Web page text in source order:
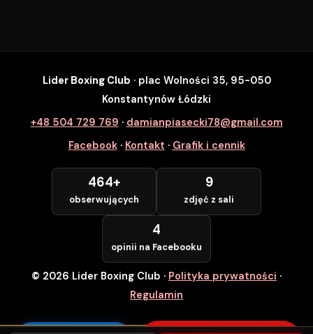
SZYBKI ZAPIS
Zapisz się na wybrane zajęcia
Numer Telefonu *
POTWIERDZAM — WCHODZĘ ZA
DARMO
Lider Boxing Club · plac Wolności 35, 95-050
Konstantynów Łódzki
+48 504 729 769 · damianpiasecki78@gmail.com
Facebook· Kontakt · Grafik i cennik
464+
obserwujących
9
zdjęć z sali
4
opinii na Facebooku
© 2026 Lider Boxing Club · Polityka prywatności ·
Regulamin